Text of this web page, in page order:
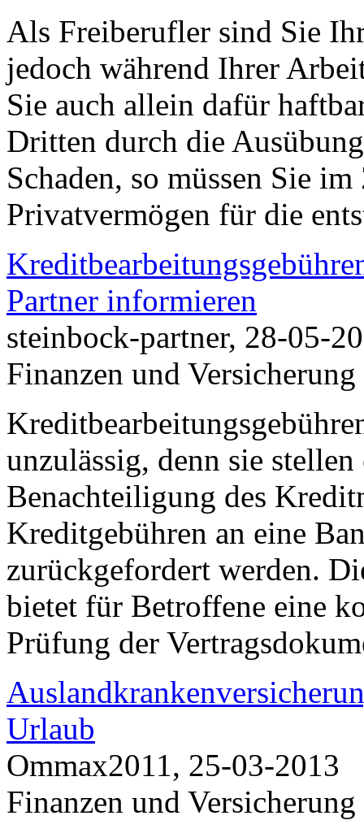
Als Freiberufler sind Sie
jedoch während Ihrer
Sie auch allein dafür
Dritten durch die
Schaden, so müssen Sie
Privatvermögen für die
Partner informieren
steinbock-partner, 28-05-
Finanzen und Versicherung
unzulässig, denn sie stellen
Benachteiligung des
Kreditgebühren an eine
zurückgefordert werden.
bietet für Betroffene eine
Prüfung der
Urlaub
Ommax2011, 25-03-2013
Finanzen und Versicherung